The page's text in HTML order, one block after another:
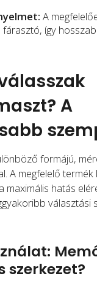
A
fárasztó, így
A
formájú,
A megfelelő termék
maximális hatás
választási
szerkezet?